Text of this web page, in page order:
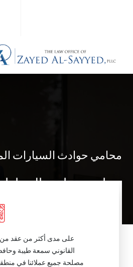
محامي حوادث السيارات
محامي حوادث
على مدى أكثر من عقد من
القانوني سمعة طيبة
مصلحة جميع عملائنا في